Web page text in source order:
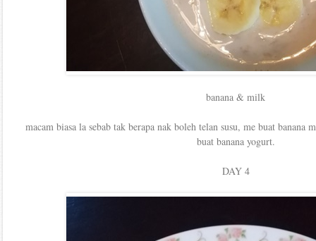
banana & milk
macam biasa la sebab tak berapa nak boleh telan susu, me buat banana
buat banana yogurt.
DAY 4